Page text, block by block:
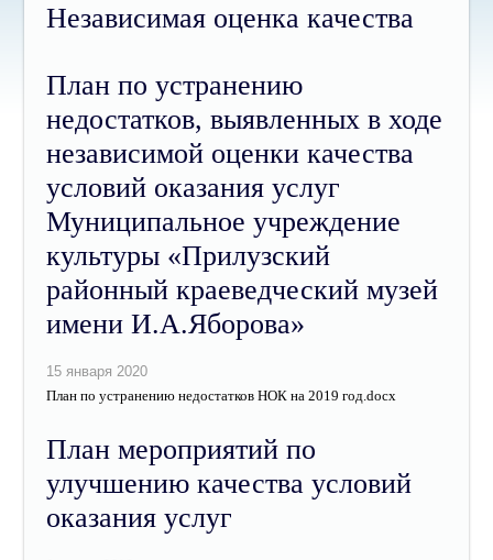
Независимая оценка качества
План по устранению
недостатков, выявленных в ходе
независимой оценки качества
условий оказания услуг
Муниципальное учреждение
культуры «Прилузский
районный краеведческий музей
имени И.А.Яборова»
План по устранению недостатков НОК на 2019 год.docx
План мероприятий по
улучшению качества условий
оказания услуг